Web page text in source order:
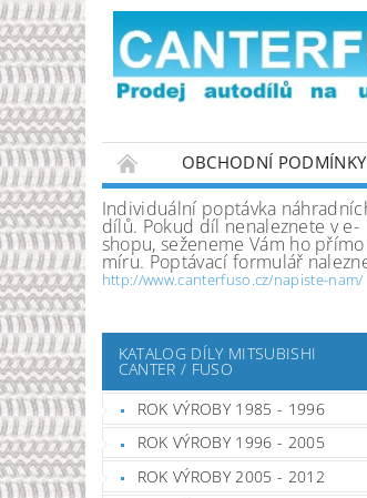
OBCHODNÍ PODMÍNKY
PODMÍNKY OCHRANY
Individuální poptávka
dílů. Pokud díl nenaleznete v e-
shopu, seženeme Vám ho
míru. Poptávací formulář
http://www.canterfuso.cz/napiste-nam/
KATALOG DÍLY MITSUBISHI
CANTER / FUSO
ROK VÝROBY 1985 - 1996
ROK VÝROBY 1996 - 2005
ROK VÝROBY 2005 - 2012